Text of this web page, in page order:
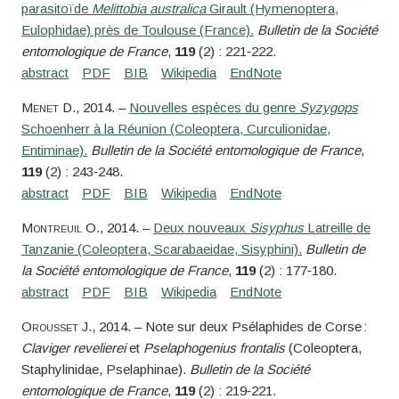
parasitoïde Melittobia australicaGirault (Hymenoptera,
Eulophidae) près de Toulouse (France). Bulletin de la Société
entomologique de France, 119(2) : 221‑222.
MenetD., 2014. – Nouvelles espèces du genre Syzygops
Schoenherr à la Réunion (Coleoptera, Curculionidae,
Entiminae). Bulletin de la Société entomologique de France,
119(2) : 243‑248.
Montreuil O., 2014. – Deux nouveaux SisyphusLatreille de
Tanzanie (Coleoptera, Scarabaeidae, Sisyphini). Bulletin de
la Société entomologique de France, 119(2) : 177‑180.
OroussetJ., 2014. – Note sur deux Psélaphides de Corse :
Claviger reveliereiet Pselaphogenius frontalis(Coleoptera,
Staphylinidae, Pselaphinae). Bulletin de la Société
entomologique de France, 119(2) : 219‑221.